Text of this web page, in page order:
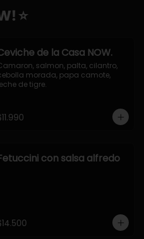
⭐
de la Casa NOW.
salmon, palta, cilantro,
morada, papa camote,
de tigre.
con salsa alfredo